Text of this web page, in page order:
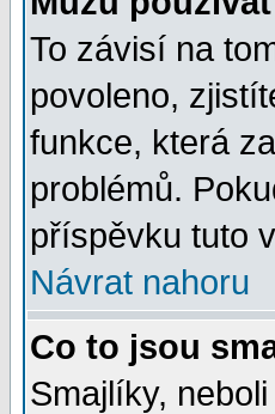
To závisí na
povoleno,
funkce, která
problémů.
příspěvku tuto
Návrat nahoru
Co to jsou
Smajlíky,